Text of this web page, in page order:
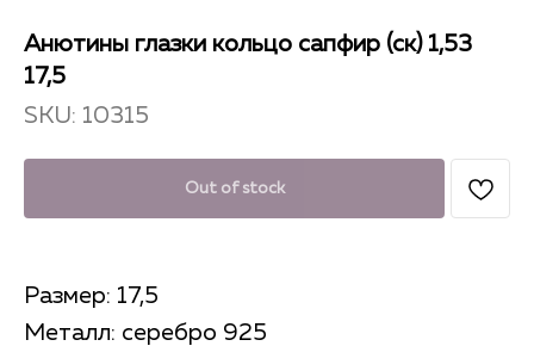
Анютины глазки кольцо сапфир (ск) 1,53
17,5
SKU: 10315
Out of stock
Размер: 17,5
Металл: серебро 925